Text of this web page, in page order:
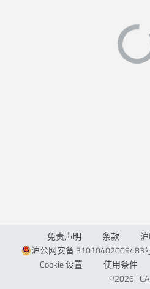
免责声明 条款
沪公网安备 31010402009483
Cookie 设置
使用条件
©2026 |